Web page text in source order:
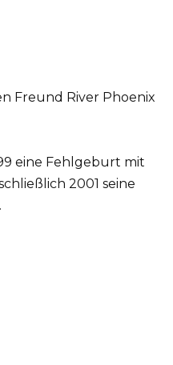
Freund River Phoenix
eine Fehlgeburt mit
2001 seine